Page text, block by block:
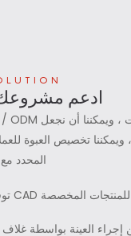
ادعم
، ويمكننا تخصيص العبوة
المحدد